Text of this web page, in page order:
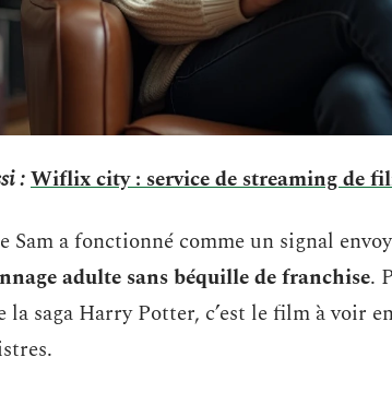
:Wiflix city : service de streaming de
Sam a fonctionné comme un signal
adulte sans béquille de franchise.
la saga Harry Potter, c’est le film à voir